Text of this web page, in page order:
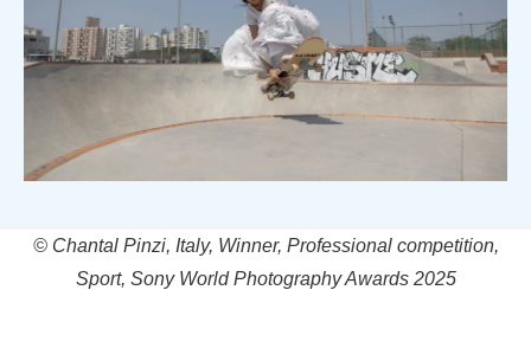
© Chantal Pinzi, Italy, Winner, Professional competition,
Sport, Sony World Photography Awards 2025